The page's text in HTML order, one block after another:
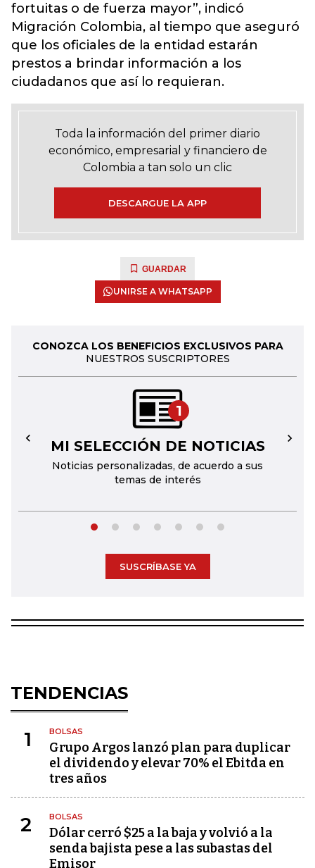
fortuitas o de fuerza mayor”, indicó
Migración Colombia, al tiempo que aseguró
que los oficiales de la entidad estarán
prestos a brindar información a los
ciudadanos que así lo requieran.
Toda la información del primer diario
económico, empresarial y financiero de
Colombia a tan solo un clic
DESCARGUE LA APP
GUARDAR
UNIRSE A WHATSAPP
CONOZCA LOS BENEFICIOS EXCLUSIVOS PARA
NUESTROS SUSCRIPTORES
1
MI SELECCIÓN DE NOTICIAS
Noticias personalizadas, de acuerdo a sus
temas de interés
← →
SUSCRÍBASE YA
TENDENCIAS
1 BOLSAS
Grupo Argos lanzó plan para duplicar
el dividendo y elevar 70% el Ebitda en
tres años
2 BOLSAS
Dólar cerró $25 a la baja y volvió a la
senda bajista pese a las subastas del
Emisor